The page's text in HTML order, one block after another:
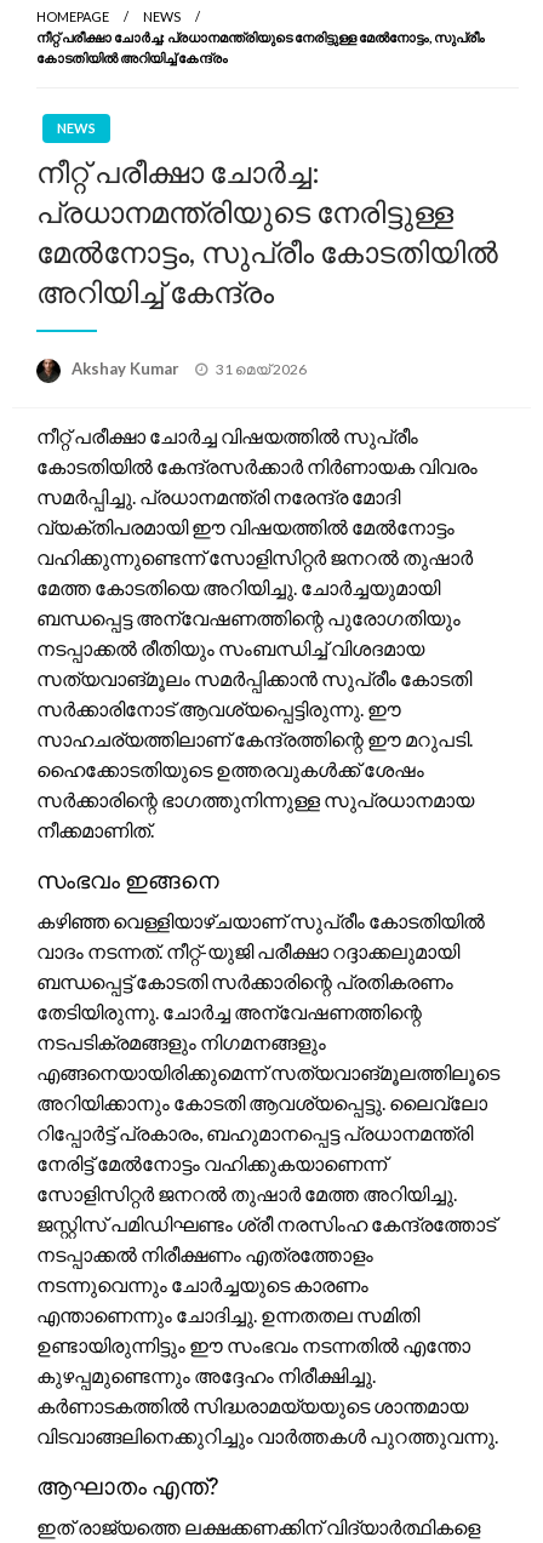
HOMEPAGE
NEWS
നീറ്റ് പരീക്ഷാ ചോർച്ച: പ്രധാനമന്ത്രിയുടെ നേരിട്ടുള്ള മേൽനോട്ടം, സുപ്രീം
കോടതിയിൽ അറിയിച്ച് കേന്ദ്രം
NEWS
നീറ്റ് പരീക്ഷാ ചോർച്ച:
പ്രധാനമന്ത്രിയുടെ നേരിട്ടുള്ള
മേൽനോട്ടം, സുപ്രീം കോടതിയിൽ
അറിയിച്ച് കേന്ദ്രം
Akshay Kumar
Posted
31 മെയ്‌ 2026
നീറ്റ് പരീക്ഷാ ചോർച്ച വിഷയത്തിൽ സുപ്രീം
കോടതിയിൽ കേന്ദ്രസർക്കാർ നിർണായക വിവരം
സമർപ്പിച്ചു. പ്രധാനമന്ത്രി നരേന്ദ്ര മോദി
വ്യക്തിപരമായി ഈ വിഷയത്തിൽ മേൽനോട്ടം
വഹിക്കുന്നുണ്ടെന്ന് സോളിസിറ്റർ ജനറൽ തുഷാർ
മേത്ത കോടതിയെ അറിയിച്ചു. ചോർച്ചയുമായി
ബന്ധപ്പെട്ട അന്വേഷണത്തിന്റെ പുരോഗതിയും
നടപ്പാക്കൽ രീതിയും സംബന്ധിച്ച് വിശദമായ
സത്യവാങ്മൂലം സമർപ്പിക്കാൻ സുപ്രീം കോടതി
സർക്കാരിനോട് ആവശ്യപ്പെട്ടിരുന്നു. ഈ
സാഹചര്യത്തിലാണ് കേന്ദ്രത്തിന്റെ ഈ മറുപടി.
ഹൈക്കോടതിയുടെ ഉത്തരവുകൾക്ക് ശേഷം
സർക്കാരിന്റെ ഭാഗത്തുനിന്നുള്ള സുപ്രധാനമായ
നീക്കമാണിത്.
സംഭവം ഇങ്ങനെ
കഴിഞ്ഞ വെള്ളിയാഴ്ചയാണ് സുപ്രീം കോടതിയിൽ
വാദം നടന്നത്. നീറ്റ്-യുജി പരീക്ഷാ റദ്ദാക്കലുമായി
ബന്ധപ്പെട്ട് കോടതി സർക്കാരിന്റെ പ്രതികരണം
തേടിയിരുന്നു. ചോർച്ച അന്വേഷണത്തിന്റെ
നടപടിക്രമങ്ങളും നിഗമനങ്ങളും
എങ്ങനെയായിരിക്കുമെന്ന് സത്യവാങ്മൂലത്തിലൂടെ
അറിയിക്കാനും കോടതി ആവശ്യപ്പെട്ടു. ലൈവ്ലോ
റിപ്പോർട്ട് പ്രകാരം, ബഹുമാനപ്പെട്ട പ്രധാനമന്ത്രി
നേരിട്ട് മേൽനോട്ടം വഹിക്കുകയാണെന്ന്
സോളിസിറ്റർ ജനറൽ തുഷാർ മേത്ത അറിയിച്ചു.
ജസ്റ്റിസ് പമിഡിഘണ്ടം ശ്രീ നരസിംഹ കേന്ദ്രത്തോട്
നടപ്പാക്കൽ നിരീക്ഷണം എത്രത്തോളം
നടന്നുവെന്നും ചോർച്ചയുടെ കാരണം
എന്താണെന്നും ചോദിച്ചു. ഉന്നതതല സമിതി
ഉണ്ടായിരുന്നിട്ടും ഈ സംഭവം നടന്നതിൽ എന്തോ
കുഴപ്പമുണ്ടെന്നും അദ്ദേഹം നിരീക്ഷിച്ചു.
കർണാടകത്തിൽ സിദ്ധരാമയ്യയുടെ ശാന്തമായ
വിടവാങ്ങലിനെക്കുറിച്ചും വാർത്തകൾ പുറത്തുവന്നു.
ആഘാതം എന്ത്?
ഇത് രാജ്യത്തെ ലക്ഷക്കണക്കിന് വിദ്യാർത്ഥികളെ